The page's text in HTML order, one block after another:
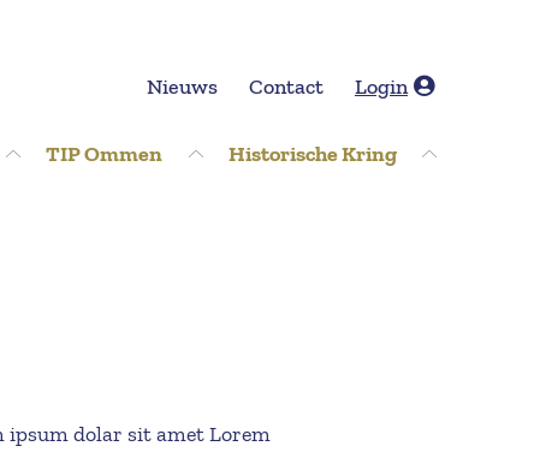
Nieuws Contact Login
TIP Ommen Historische Kring
ipsum dolar sit amet Lorem